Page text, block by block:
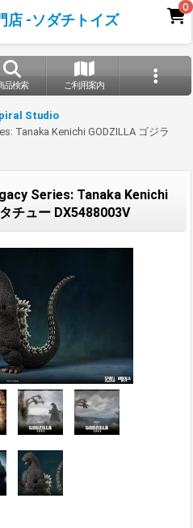
店 -ソダチトイズ
0
品検索 ご利用案内
Studio
Tanaka Kenichi GODZILLA ゴジラ
Series: Tanaka Kenichi
チュー DX5488003V